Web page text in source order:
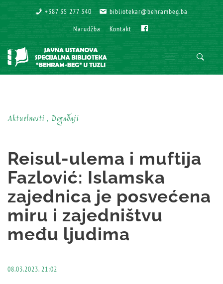
+387 35 277 340
+387 35 277 340 bibliotekar@behrambeg.ba
bibliotekar@behrambeg.ba
Narudžba
Narudžba Kontakt
Kontakt
Aktuelnosti , Događaji
Reisul-ulema i muftija
Fazlović: Islamska
zajednica je posvećena
miru i zajedništvu
među ljudima
08.03.2023. 21:02